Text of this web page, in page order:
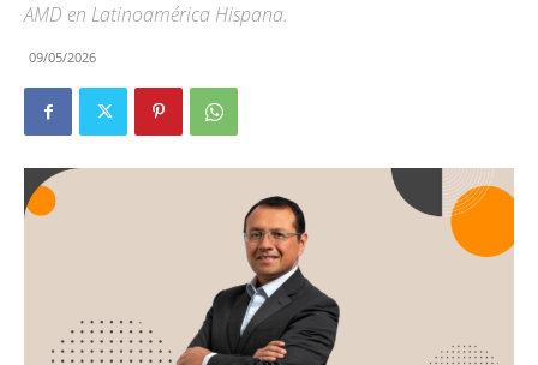
AMD en Latinoamérica Hispana.
09/05/2026